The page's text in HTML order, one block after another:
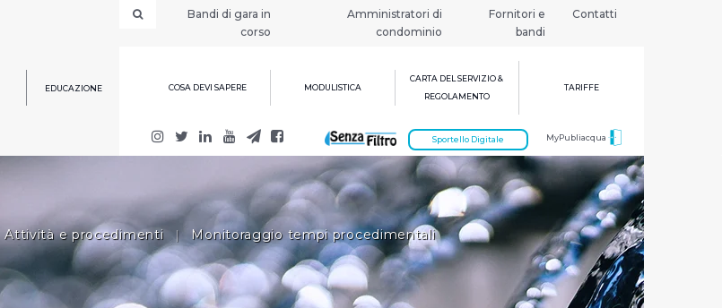
Bandi di gara in
corso
Amministratori di
condominio
Fornitori e
bandi
Contatti
EDUCAZIONE COSA DEVI SAPERE MODULISTICA
CARTA DEL SERVIZIO &
REGOLAMENTO
TARIFFE
MyPubliacqua
Sportello Digitale
Attività e procedimenti | Monitoraggio tempi procedimentali